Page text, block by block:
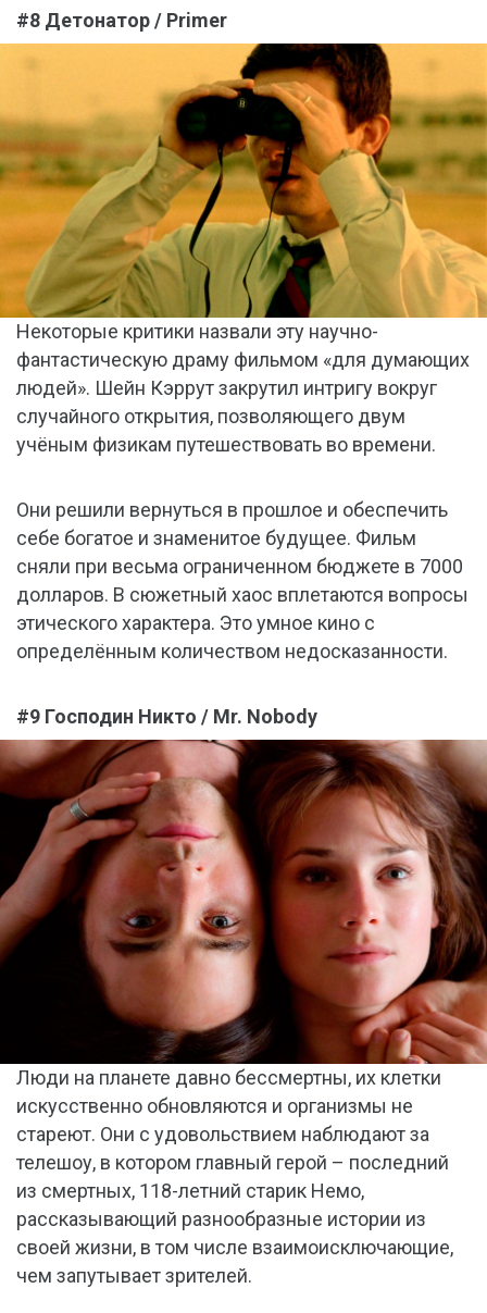
#8 Детонатор / Primer
Некоторые критики назвали эту научно-
фантастическую драму фильмом «для думающих
людей». Шейн Кэррут закрутил интригу вокруг
случайного открытия, позволяющего двум
учёным физикам путешествовать во времени.
Они решили вернуться в прошлое и обеспечить
себе богатое и знаменитое будущее. Фильм
сняли при весьма ограниченном бюджете в 7000
долларов. В сюжетный хаос вплетаются вопросы
этического характера. Это умное кино с
определённым количеством недосказанности.
#9 Господин Никто / Mr. Nobody
Люди на планете давно бессмертны, их клетки
искусственно обновляются и организмы не
стареют. Они с удовольствием наблюдают за
телешоу, в котором главный герой – последний
из смертных, 118-летний старик Немо,
рассказывающий разнообразные истории из
своей жизни, в том числе взаимоисключающие,
чем запутывает зрителей.